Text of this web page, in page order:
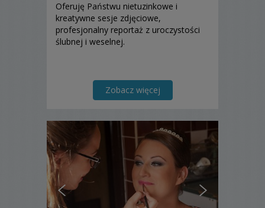
Oferuję Państwu nietuzinkowe i
kreatywne sesje zdjęciowe,
profesjonalny reportaż z uroczystości
ślubnej i weselnej.
Zobacz więcej